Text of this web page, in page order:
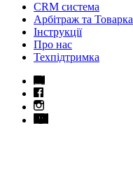
CRM система
Арбітраж та Товарка
Інструкції
Про нас
Техпідтримка